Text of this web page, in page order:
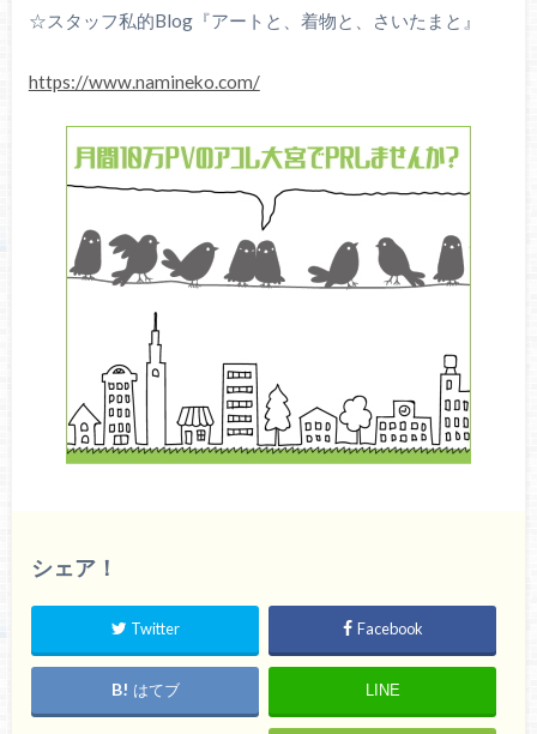
☆スタッフ私的Blog『アートと、着物と、さいたまと』
https://www.namineko.com/
シェア！
Twitter Facebook
はてブ LINE